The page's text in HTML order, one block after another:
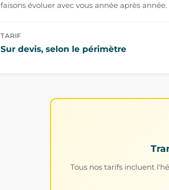
faisons évoluer avec vous année après année.
TARIF
Sur devis, selon le périmètre
Tous nos tarifs incluent